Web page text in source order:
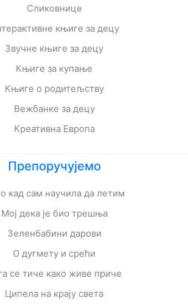
Сликовнице
књиге за децу
Звучне књиге за децу
Књиге за купање
Књиге о родитељству
Вежбанке за децу
Креативна Европа
Препоручујемо
кад сам научила да летим
Мој дека је био трешња
Зеленбабини дарови
О дугмету и срећи
се тиче како живе приче
Ципела на крају света